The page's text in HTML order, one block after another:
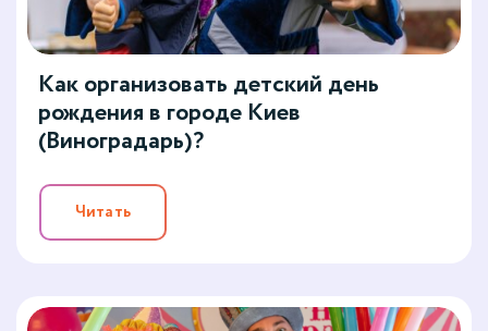
Как организовать детский день
рождения в городе Киев
(Виноградарь)?
Читать